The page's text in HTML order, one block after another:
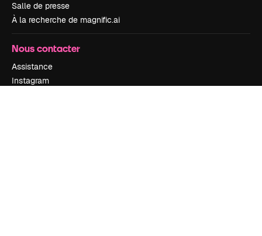
Salle de presse
À la recherche de magnific.ai
Nous contacter
Assistance
Instagram